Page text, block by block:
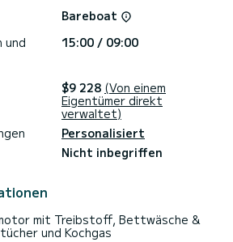
Autopilot, Außenbordmotor, USB-
Elektrische Winde,
über die Plattform ein Angebot
uns mit unseren besten Angeboten
Bareboat
und
15:00 / 09:00
$9 228 (Von einem
Eigentümer direkt
verwaltet)
Personalisiert
Nicht inbegriffen
mit Treibstoff, Bettwäsche &
und Kochgas